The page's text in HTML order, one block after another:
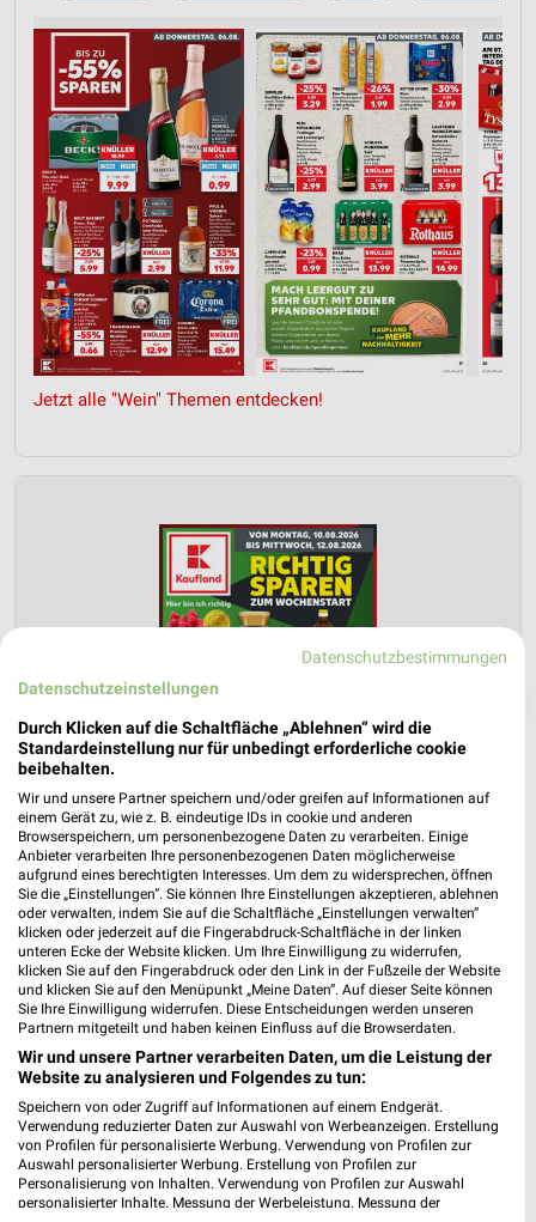
Jetzt alle "Wein" Themen entdecken!
Kaufland Prospekt für Singen
(Hohentwiel) ab Mo. den 10.08.
Gültig von 10. Aug. bis 12. Aug.
📅 Kalendereintrag erstellen
PROSPEKT BLÄTTERN
Datenschutzbestimmungen
Datenschutzeinstellungen
Durch Klicken auf die Schaltfläche „Ablehnen“ wird die
Standardeinstellung nur für unbedingt erforderliche cookie
beibehalten.
Wir und unsere Partner speichern und/oder greifen auf Informationen auf
einem Gerät zu, wie z. B. eindeutige IDs in cookie und anderen
Browserspeichern, um personenbezogene Daten zu verarbeiten. Einige
Anbieter verarbeiten Ihre personenbezogenen Daten möglicherweise
aufgrund eines berechtigten Interesses. Um dem zu widersprechen, öffnen
Sie die „Einstellungen“. Sie können Ihre Einstellungen akzeptieren, ablehnen
oder verwalten, indem Sie auf die Schaltfläche „Einstellungen verwalten“
klicken oder jederzeit auf die Fingerabdruck-Schaltfläche in der linken
unteren Ecke der Website klicken. Um Ihre Einwilligung zu widerrufen,
klicken Sie auf den Fingerabdruck oder den Link in der Fußzeile der Website
und klicken Sie auf den Menüpunkt „Meine Daten“. Auf dieser Seite können
Sie Ihre Einwilligung widerrufen. Diese Entscheidungen werden unseren
Partnern mitgeteilt und haben keinen Einfluss auf die Browserdaten.
Wir und unsere Partner verarbeiten Daten, um die Leistung der
Website zu analysieren und Folgendes zu tun:
Speichern von oder Zugriff auf Informationen auf einem Endgerät.
Verwendung reduzierter Daten zur Auswahl von Werbeanzeigen. Erstellung
von Profilen für personalisierte Werbung. Verwendung von Profilen zur
Auswahl personalisierter Werbung. Erstellung von Profilen zur
Personalisierung von Inhalten. Verwendung von Profilen zur Auswahl
personalisierter Inhalte. Messung der Werbeleistung. Messung der